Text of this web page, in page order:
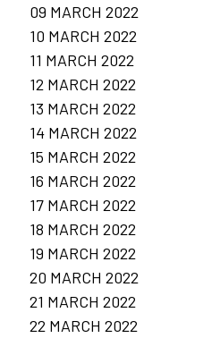
09 MARCH 2022
10 MARCH 2022
11 MARCH 2022
12 MARCH 2022
13 MARCH 2022
14 MARCH 2022
15 MARCH 2022
16 MARCH 2022
17 MARCH 2022
18 MARCH 2022
19 MARCH 2022
20 MARCH 2022
21 MARCH 2022
22 MARCH 2022